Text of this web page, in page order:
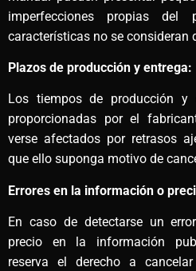
imperfecciones propias del
características no se consideran
Plazos de producción y entrega:
Los tiempos de producción y
proporcionadas por el
verse afectados por retrasos
que ello suponga motivo de
Errores en la información o
En caso de detectarse un
precio en la información
reserva el derecho a